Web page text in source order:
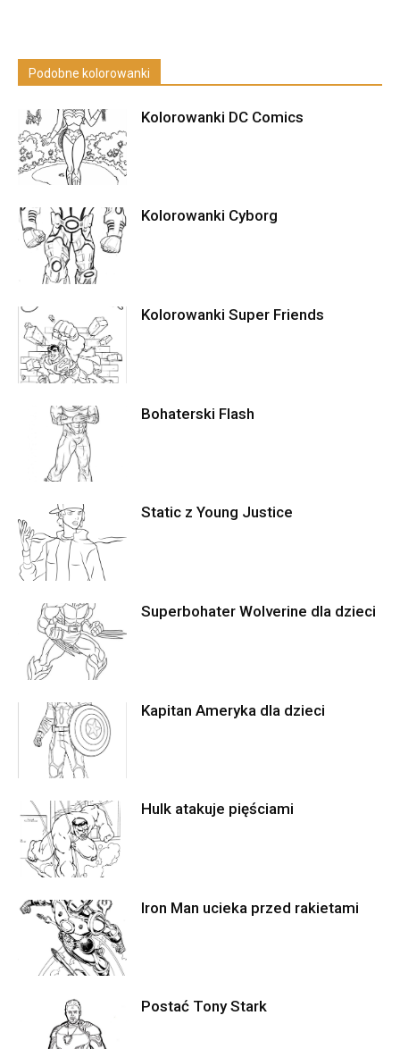
Podobne kolorowanki
Kolorowanki DC Comics
Kolorowanki Cyborg
Kolorowanki Super Friends
Bohaterski Flash
Static z Young Justice
Superbohater Wolverine dla dzieci
Kapitan Ameryka dla dzieci
Hulk atakuje pięściami
Iron Man ucieka przed rakietami
Postać Tony Stark